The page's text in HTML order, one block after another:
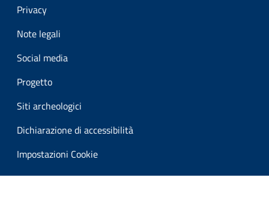
Privacy
Note legali
Social media
Progetto
Siti archeologici
Dichiarazione di accessibilità
Impostazioni Cookie